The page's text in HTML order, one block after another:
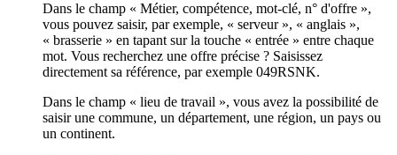
Dans le champ « Métier, compétence, mot-clé, n° d'offre »,
vous pouvez saisir, par exemple, « serveur », « anglais »,
« brasserie » en tapant sur la touche « entrée » entre chaque
mot. Vous recherchez une offre précise ? Saisissez
directement sa référence, par exemple 049RSNK.
Dans le champ « lieu de travail », vous avez la possibilité de
saisir une commune, un département, une région, un pays ou
un continent.